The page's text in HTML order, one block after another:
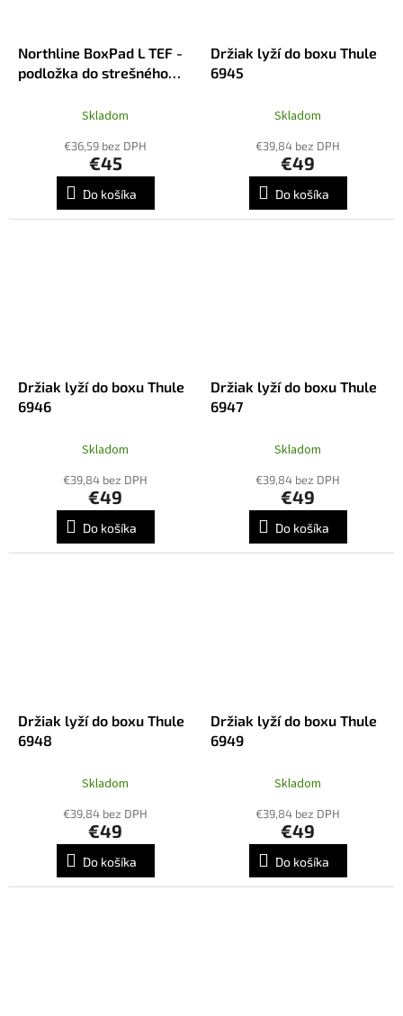
Northline BoxPad L TEF -
podložka do strešného
Skladom
€36,59 bez DPH
€45
Do košíka
Držiak lyží do boxu Thule
6945
Skladom
€39,84 bez DPH
€49
Do košíka
Držiak lyží do boxu Thule
6946
Skladom
€39,84 bez DPH
€49
Do košíka
Držiak lyží do boxu Thule
6947
Skladom
€39,84 bez DPH
€49
Do košíka
Držiak lyží do boxu Thule
6948
Skladom
€39,84 bez DPH
€49
Do košíka
Držiak lyží do boxu Thule
6949
Skladom
€39,84 bez DPH
€49
Do košíka